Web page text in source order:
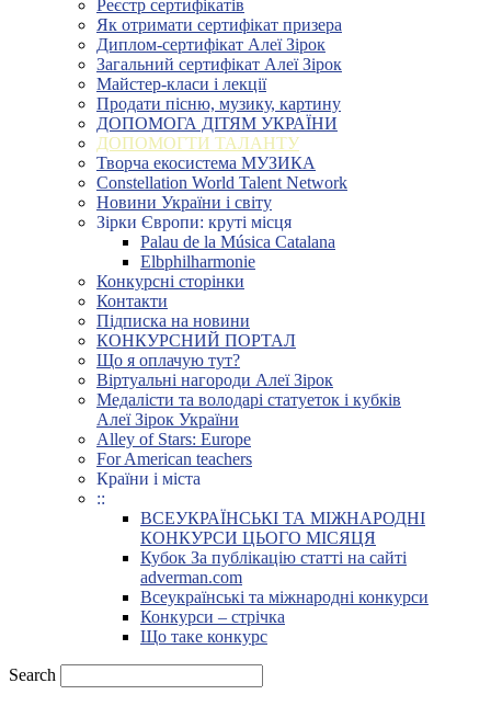
Реєстр сертифікатів
Як отримати сертифікат призера
Диплом-сертифікат Алеї Зірок
Загальний сертифікат Алеї Зірок
Майстер-класи і лекції
Продати пісню, музику, картину
ДОПОМОГА ДІТЯМ УКРАЇНИ
ДОПОМОГТИ ТАЛАНТУ
Творча екосистема МУЗИКА
Constellation World Talent Network
Новини України і світу
Зірки Європи: круті місця
Palau de la Música Catalana
Elbphilharmonie
Конкурсні сторінки
Контакти
Підписка на новини
КОНКУРСНИЙ ПОРТАЛ
Що я оплачую тут?
Віртуальні нагороди Алеї Зірок
Медалісти та володарі статуеток і кубків
Алеї Зірок України
Alley of Stars: Europe
For American teachers
Країни і міста
::
ВСЕУКРАЇНСЬКІ ТА МІЖНАРОДНІ
КОНКУРСИ ЦЬОГО МІСЯЦЯ
Кубок За публікацію статті на сайті
adverman.com
Всеукраїнські та міжнародні конкурси
Конкурси – стрічка
Що таке конкурс
Search